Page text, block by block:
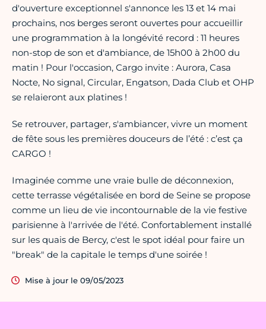
d'ouverture exceptionnel s'annonce les 13 et 14 mai
prochains, nos berges seront ouvertes pour accueillir
une programmation à la longévité record : 11 heures
non-stop de son et d'ambiance, de 15h00 à 2h00 du
matin ! Pour l'occasion, Cargo invite : Aurora, Casa
Nocte, No signal, Circular, Engatson, Dada Club et OHP
se relaieront aux platines !
Se retrouver, partager, s'ambiancer, vivre un moment
de fête sous les premières douceurs de l’été : c’est ça
CARGO !
Imaginée comme une vraie bulle de déconnexion,
cette terrasse végétalisée en bord de Seine se propose
comme un lieu de vie incontournable de la vie festive
parisienne à l'arrivée de l'été. Confortablement installé
sur les quais de Bercy, c'est le spot idéal pour faire un
"break" de la capitale le temps d'une soirée !
Mise à jour le 09/05/2023